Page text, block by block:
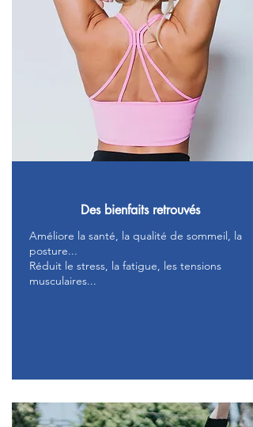
Des bienfaits retrouvés
Améliore la santé, la qualité de sommeil, la
posture...
Réduit le stress, la fatigue, les tensions
musculaires...